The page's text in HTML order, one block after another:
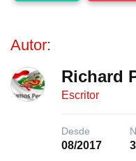
Autor:
Richard
Escritor
Desde
08/2017